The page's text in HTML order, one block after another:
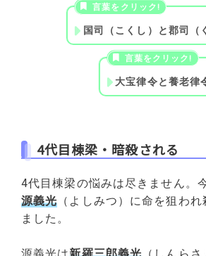
国司（こくし）と郡司（
大宝律令と養老律
4代目棟梁・暗殺される
4代目棟梁の悩みは尽きません。
源義光 （よしみつ）に命を狙わ
ました。